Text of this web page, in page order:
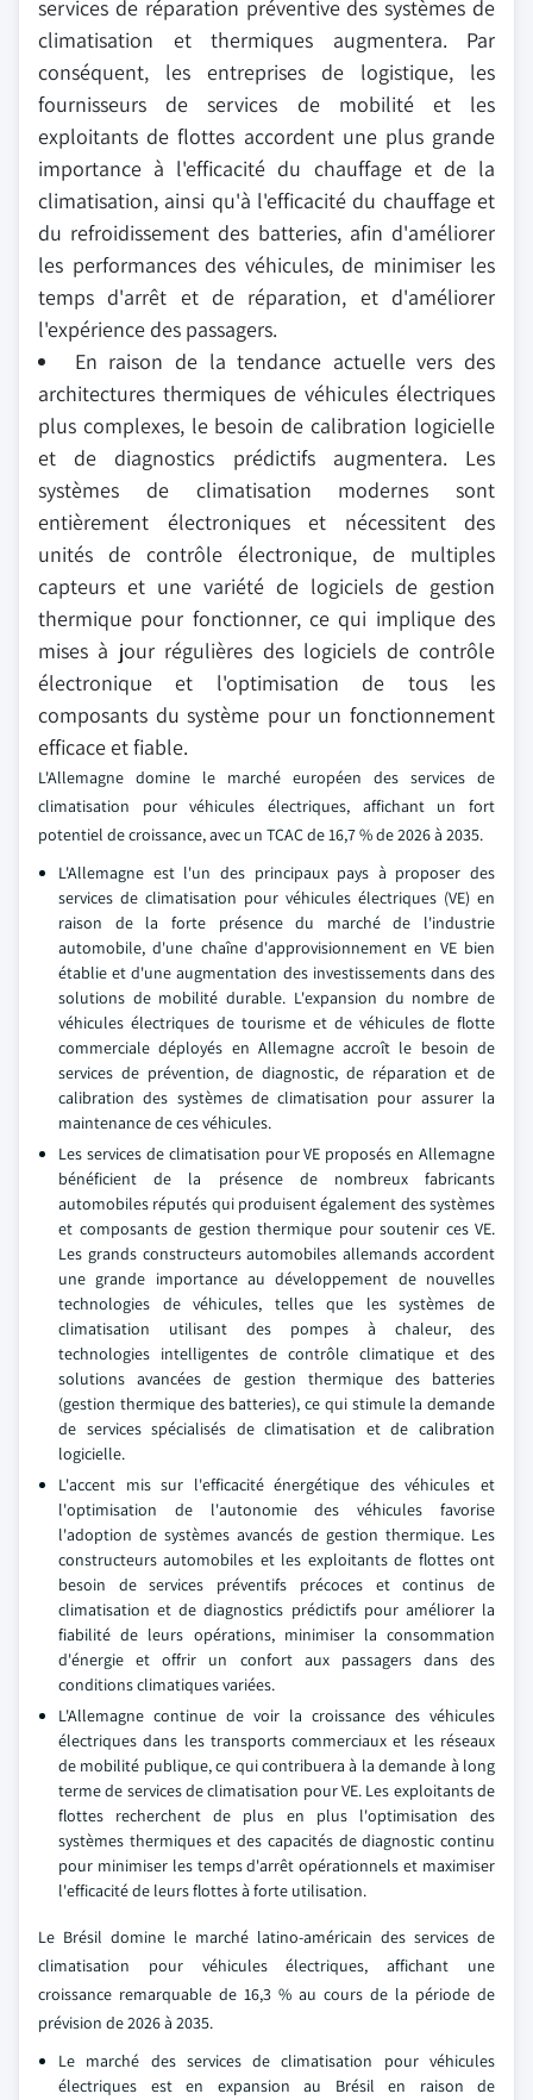
services de réparation préventive des systèmes de
climatisation et thermiques augmentera. Par
conséquent, les entreprises de logistique, les
fournisseurs de services de mobilité et les
exploitants de flottes accordent une plus grande
importance à l'efficacité du chauffage et de la
climatisation, ainsi qu'à l'efficacité du chauffage et
du refroidissement des batteries, afin d'améliorer
les performances des véhicules, de minimiser les
temps d'arrêt et de réparation, et d'améliorer
l'expérience des passagers.
En raison de la tendance actuelle vers des
architectures thermiques de véhicules électriques
plus complexes, le besoin de calibration logicielle
et de diagnostics prédictifs augmentera. Les
systèmes de climatisation modernes sont
entièrement électroniques et nécessitent des
unités de contrôle électronique, de multiples
capteurs et une variété de logiciels de gestion
thermique pour fonctionner, ce qui implique des
mises à jour régulières des logiciels de contrôle
électronique et l'optimisation de tous les
composants du système pour un fonctionnement
efficace et fiable.
L'Allemagne domine le marché européen des services de
climatisation pour véhicules électriques, affichant un fort
potentiel de croissance, avec un TCAC de 16,7 % de 2026 à 2035.
L'Allemagne est l'un des principaux pays à proposer des
services de climatisation pour véhicules électriques (VE) en
raison de la forte présence du marché de l'industrie
automobile, d'une chaîne d'approvisionnement en VE bien
établie et d'une augmentation des investissements dans des
solutions de mobilité durable. L'expansion du nombre de
véhicules électriques de tourisme et de véhicules de flotte
commerciale déployés en Allemagne accroît le besoin de
services de prévention, de diagnostic, de réparation et de
calibration des systèmes de climatisation pour assurer la
maintenance de ces véhicules.
Les services de climatisation pour VE proposés en Allemagne
bénéficient de la présence de nombreux fabricants
automobiles réputés qui produisent également des systèmes
et composants de gestion thermique pour soutenir ces VE.
Les grands constructeurs automobiles allemands accordent
une grande importance au développement de nouvelles
technologies de véhicules, telles que les systèmes de
climatisation utilisant des pompes à chaleur, des
technologies intelligentes de contrôle climatique et des
solutions avancées de gestion thermique des batteries
(gestion thermique des batteries), ce qui stimule la demande
de services spécialisés de climatisation et de calibration
logicielle.
L'accent mis sur l'efficacité énergétique des véhicules et
l'optimisation de l'autonomie des véhicules favorise
l'adoption de systèmes avancés de gestion thermique. Les
constructeurs automobiles et les exploitants de flottes ont
besoin de services préventifs précoces et continus de
climatisation et de diagnostics prédictifs pour améliorer la
fiabilité de leurs opérations, minimiser la consommation
d'énergie et offrir un confort aux passagers dans des
conditions climatiques variées.
L'Allemagne continue de voir la croissance des véhicules
électriques dans les transports commerciaux et les réseaux
de mobilité publique, ce qui contribuera à la demande à long
terme de services de climatisation pour VE. Les exploitants de
flottes recherchent de plus en plus l'optimisation des
systèmes thermiques et des capacités de diagnostic continu
pour minimiser les temps d'arrêt opérationnels et maximiser
l'efficacité de leurs flottes à forte utilisation.
Le Brésil domine le marché latino-américain des services de
climatisation pour véhicules électriques, affichant une
croissance remarquable de 16,3 % au cours de la période de
prévision de 2026 à 2035.
Le marché des services de climatisation pour véhicules
électriques est en expansion au Brésil en raison de